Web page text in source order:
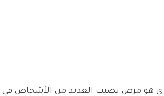
هو مرض يصيب العديد من الأشخاص في